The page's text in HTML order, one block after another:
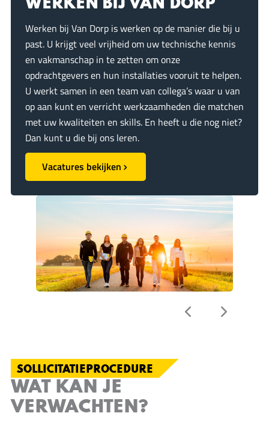
n
WERKEN BIJ VAN DORP
Werken bij Van Dorp is werken op de manier die bij u
past. U krijgt veel vrijheid om uw technische kennis
en vakmanschap in te zetten om onze
opdrachtgevers en hun installaties vooruit te helpen.
U werkt samen in een team van collega’s waar u van
op aan kunt en verricht werkzaamheden die matchen
met uw kwaliteiten en skills. En heeft u die nog niet?
Dan kunt u die bij ons leren.
Vacatures bekijken
SOLLICITATIEPROCEDURE
WAT KAN JE
VERWACHTEN?